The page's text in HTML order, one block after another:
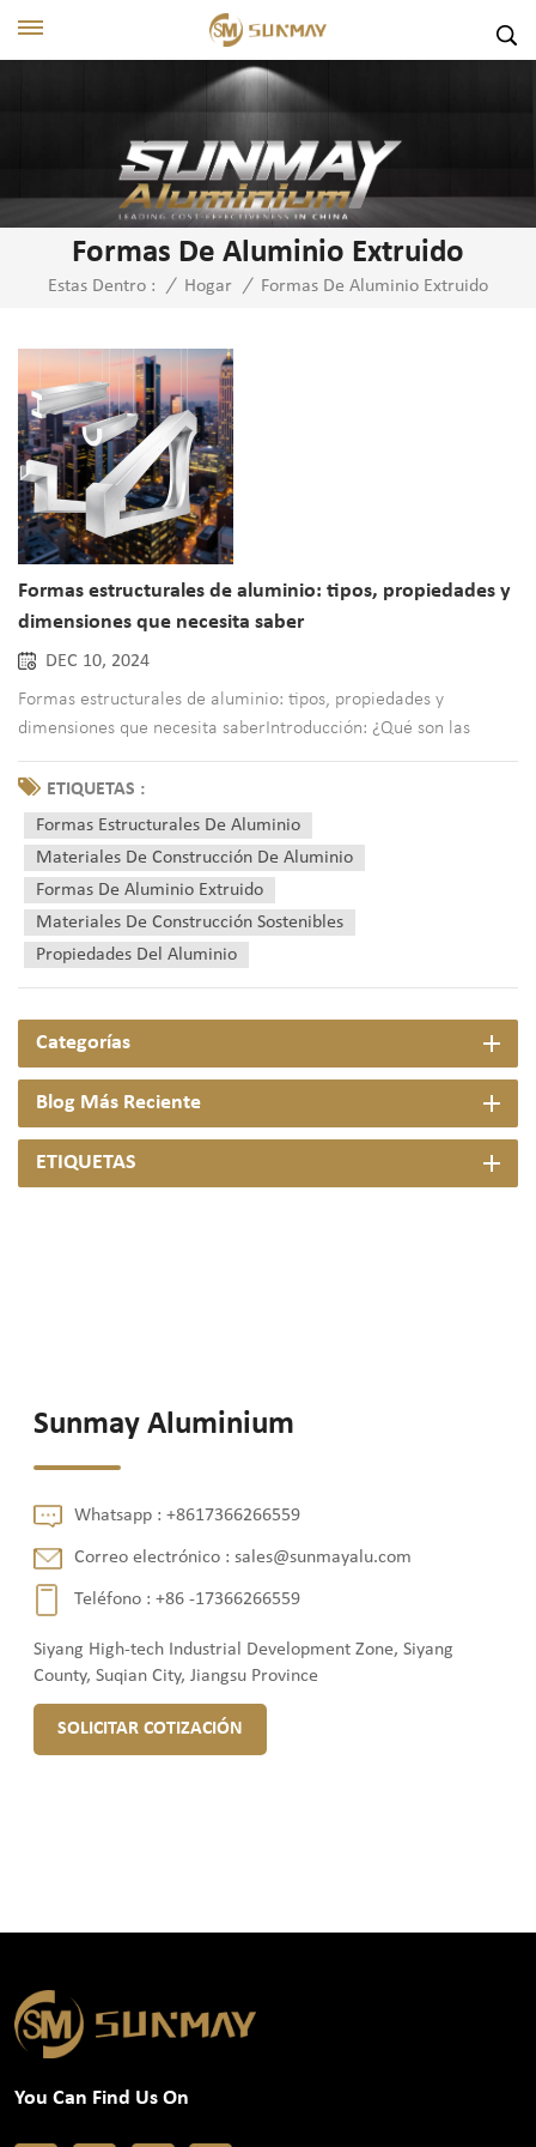
Formas De Aluminio Extruido
Estas Dentro : / Hogar / Formas De Aluminio Extruido
Formas estructurales de aluminio: tipos, propiedades y
dimensiones que necesita saber
DEC 10, 2024
Formas estructurales de aluminio: tipos, propiedades y
dimensiones que necesita saberIntroducción: ¿Qué son las
formas estructurales de aluminio?Formas estructurales de
aluminio. son componentes integrales en una gran variedad de
industrias y ofrecen versatilidad y funcionalidad incomparables.
Desd...
ETIQUETAS :
Formas Estructurales De Aluminio
Materiales De Construcción De Aluminio
Formas De Aluminio Extruido
Materiales De Construcción Sostenibles
Propiedades Del Aluminio
Categorías
Blog Más Reciente
ETIQUETAS
Sunmay Aluminium
Whatsapp :+8617366266559
Correo electrónico :sales@sunmayalu.com
Teléfono :+86 -17366266559
Siyang High-tech Industrial Development Zone, Siyang
County, Suqian City, Jiangsu Province
SOLICITAR COTIZACIÓN
You Can Find Us On